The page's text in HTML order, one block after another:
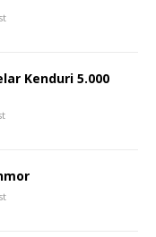
Kenduri 5.000